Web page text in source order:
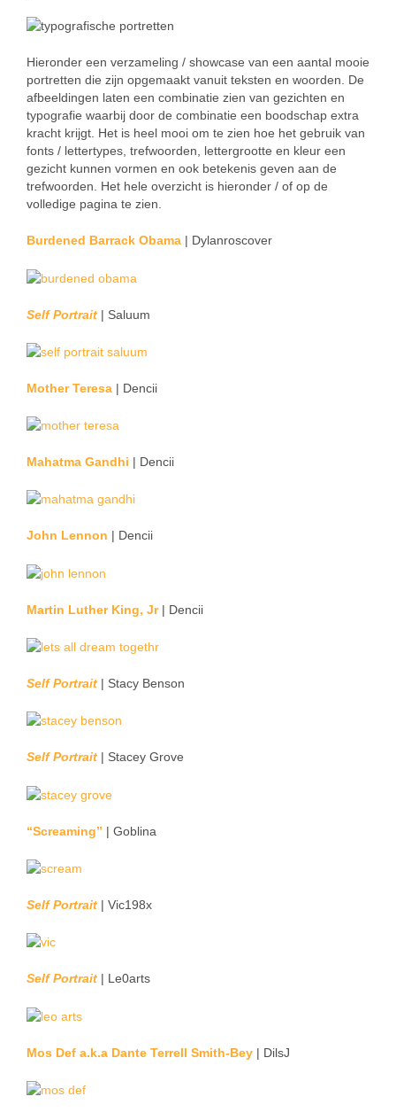
Hieronder een verzameling / showcase van een aantal mooie
portretten die zijn opgemaakt vanuit teksten en woorden. De
afbeeldingen laten een combinatie zien van gezichten en
typografie waarbij door de combinatie een boodschap extra
kracht krijgt. Het is heel mooi om te zien hoe het gebruik van
fonts / lettertypes, trefwoorden, lettergrootte en kleur een
gezicht kunnen vormen en ook betekenis geven aan de
trefwoorden. Het hele overzicht is hieronder / of op de
volledige pagina te zien.
Burdened Barrack Obama | Dylanroscover
Self Portrait | Saluum
Mother Teresa | Dencii
Mahatma Gandhi | Dencii
John Lennon | Dencii
Martin Luther King, Jr| Dencii
Self Portrait | Stacy Benson
Self Portrait | Stacey Grove
“Screaming” | Goblina
Self Portrait | Vic198x
Self Portrait | Le0arts
Mos Def a.k.a Dante Terrell Smith-Bey | DilsJ